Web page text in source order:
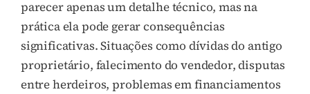
parecer apenas um detalhe técnico, mas na
prática ela pode gerar consequências
significativas. Situações como dívidas do antigo
proprietário, falecimento do vendedor, disputas
entre herdeiros, problemas em financiamentos